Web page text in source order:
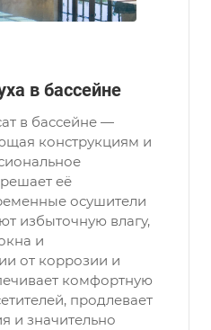
в бассейне
в бассейне —
конструкциям и
её
осушители
избыточную влагу,
и
от коррозии и
комфортную
продлевает
и значительно